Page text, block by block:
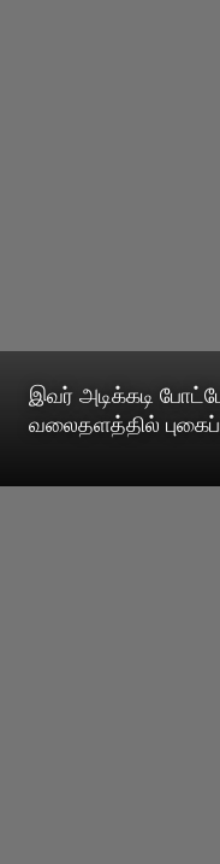
இவர் அடிக்கடி
வலைதளத்தில்